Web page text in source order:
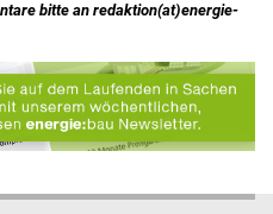
bitte an redaktion(at)energie-